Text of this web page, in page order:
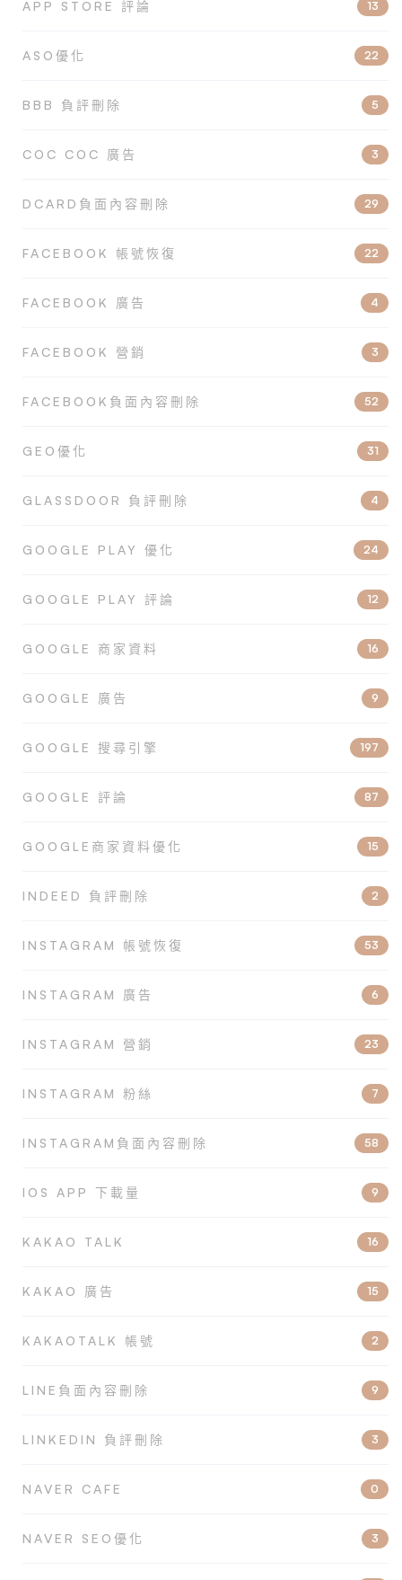
APP STORE 評論 13
ASO優化 22
BBB 負評刪除 5
COC COC 廣告 3
DCARD負面內容刪除 29
FACEBOOK 帳號恢復 22
FACEBOOK 廣告 4
FACEBOOK 營銷 3
FACEBOOK負面內容刪除 52
GEO優化 31
GLASSDOOR 負評刪除 4
GOOGLE PLAY 優化 24
GOOGLE PLAY 評論 12
GOOGLE 商家資料 16
GOOGLE 廣告 9
GOOGLE 搜尋引擎 197
GOOGLE 評論 87
GOOGLE商家資料優化 15
INDEED 負評刪除 2
INSTAGRAM 帳號恢復 53
INSTAGRAM 廣告 6
INSTAGRAM 營銷 23
INSTAGRAM 粉絲 7
INSTAGRAM負面內容刪除 58
IOS APP 下載量 9
KAKAO TALK 16
KAKAO 廣告 15
KAKAOTALK 帳號 2
LINE負面內容刪除 9
LINKEDIN 負評刪除 3
NAVER CAFE 0
NAVER SEO優化 3